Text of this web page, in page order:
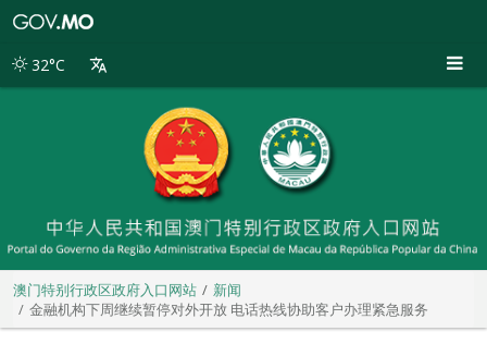
别
32°C
澳门特别行政区政府入口网站
新闻
金融机构下周继续暂停对外开放 电话热线协助客户办理紧急服务